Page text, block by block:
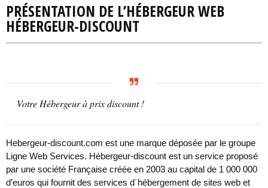
PRÉSENTATION DE L’HÉBERGEUR WEB
HÉBERGEUR-DISCOUNT
Votre Hébergeur à prix discount !
Hebergeur-discount.com est une marque déposée par le groupe
Ligne Web Services. Hébergeur-discount est un service proposé
par une société Française créée en 2003 au capital de 1 000 000
d’euros qui fournit des services d´hébergement de sites web et